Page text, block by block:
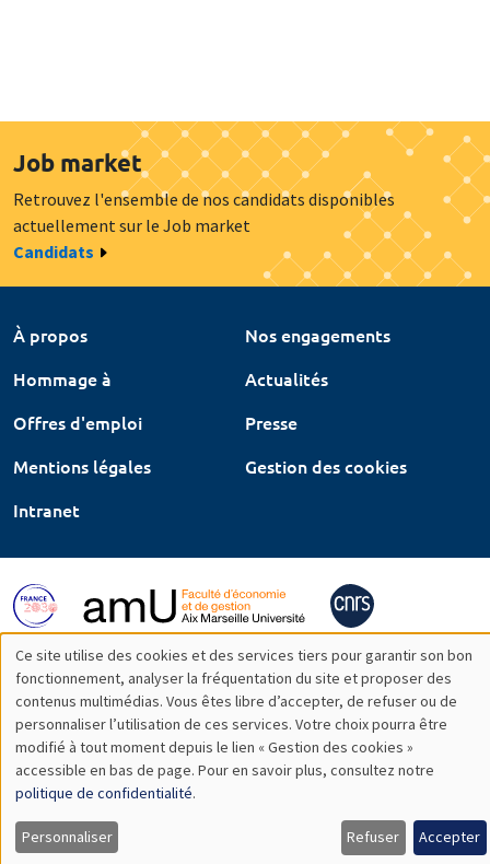
Job market
Retrouvez l'ensemble de nos candidats disponibles
actuellement sur le Job market
Candidats
À propos
Nos engagements
Hommage à
Actualités
Offres d'emploi
Presse
Mentions légales
Gestion des cookies
Intranet
Utilisation
des
données
personnelles
et
Ce site utilise des cookies et des services tiers pour garantir son bon
fonctionnement, analyser la fréquentation du site et proposer des
contenus multimédias. Vous êtes libre d’accepter, de refuser ou de
personnaliser l’utilisation de ces services. Votre choix pourra être
modifié à tout moment depuis le lien « Gestion des cookies »
accessible en bas de page. Pour en savoir plus, consultez notre
politique de confidentialité.
Personnaliser Refuser Accepter